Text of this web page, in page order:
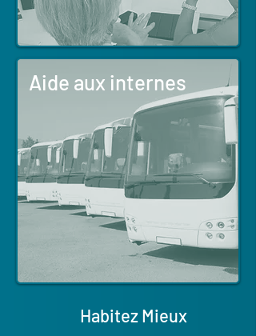
Aide aux internes
Habitez Mieux